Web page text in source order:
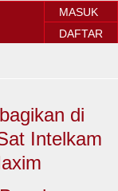
MASUK
DAFTAR
Sorot Makassar
Sorot Sulsel
Sorot Regional
di
Intelkam